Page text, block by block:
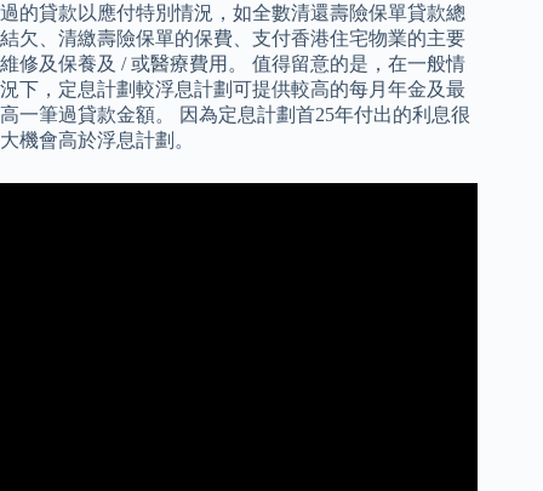
過的貸款以應付特別情況，如全數清還壽險保單貸款總
結欠、清繳壽險保單的保費、支付香港住宅物業的主要
維修及保養及 / 或醫療費用。 值得留意的是，在一般情
況下，定息計劃較浮息計劃可提供較高的每月年金及最
高一筆過貸款金額。 因為定息計劃首25年付出的利息很
大機會高於浮息計劃。